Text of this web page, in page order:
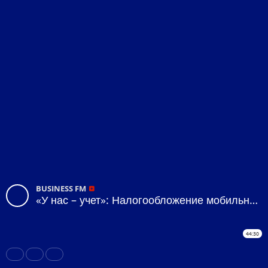
BUSINESS FM
«У нас – учет»: Налогообложение мобильных переводов
44:30
Share